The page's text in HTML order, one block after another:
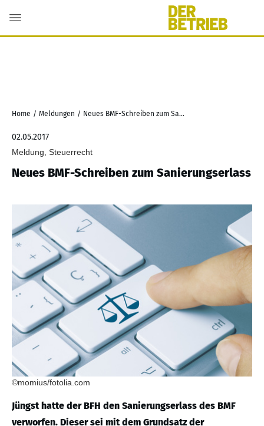
Home / Meldungen / Neues BMF-Schreiben zum Sanierungserlass
02.05.2017
Meldung, Steuerrecht
Neues BMF-Schreiben zum Sanierungserlass
©momius/fotolia.com
Jüngst hatte der BFH den Sanierungserlass des BMF
verworfen. Dieser sei mit dem Grundsatz der